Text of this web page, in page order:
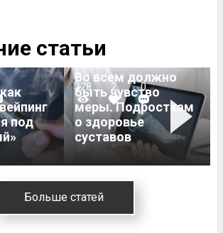
статьи
под
328 2 0
Во всем должно
быть чувство
меры. Подросткам
о здоровье
суставов
Next
Больше статей